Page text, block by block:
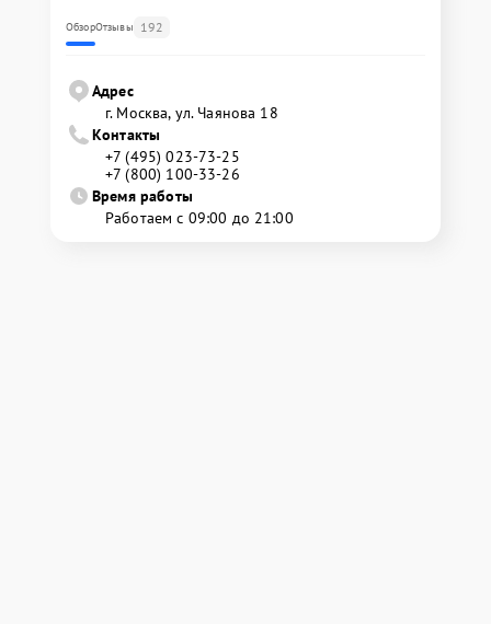
ОбзорОтзывы 192
Адрес
г. Москва, ул. Чаянова 18
Контакты
+7 (495) 023-73-25
+7 (800) 100-33-26
Время работы
Работаем с 09:00 до 21:00